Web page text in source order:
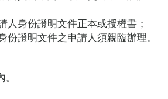
人身份證明文件正本或授權書；
份證明文件之申請人須親臨辦理。